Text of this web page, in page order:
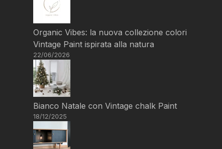
Organic Vibes: la nuova collezione colori
Vintage Paint ispirata alla natura
22/06/2026
Bianco Natale con Vintage chalk Paint
18/12/2025